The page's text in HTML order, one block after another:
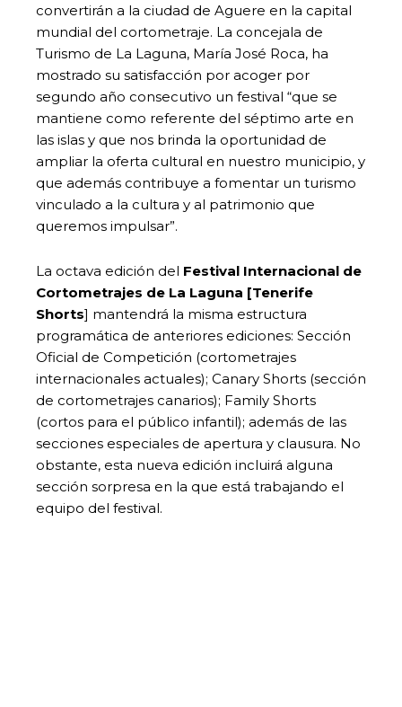
convertirán a la ciudad de Aguere en la capital
mundial del cortometraje. La concejala de
Turismo de La Laguna, María José Roca, ha
mostrado su satisfacción por acoger por
segundo año consecutivo un festival “que se
mantiene como referente del séptimo arte en
las islas y que nos brinda la oportunidad de
ampliar la oferta cultural en nuestro municipio, y
que además contribuye a fomentar un turismo
vinculado a la cultura y al patrimonio que
queremos impulsar”.
La octava edición del Festival Internacional de
Cortometrajes de La Laguna [Tenerife
Shorts] mantendrá la misma estructura
programática de anteriores ediciones: Sección
Oficial de Competición (cortometrajes
internacionales actuales); Canary Shorts (sección
de cortometrajes canarios); Family Shorts
(cortos para el público infantil); además de las
secciones especiales de apertura y clausura. No
obstante, esta nueva edición incluirá alguna
sección sorpresa en la que está trabajando el
equipo del festival.